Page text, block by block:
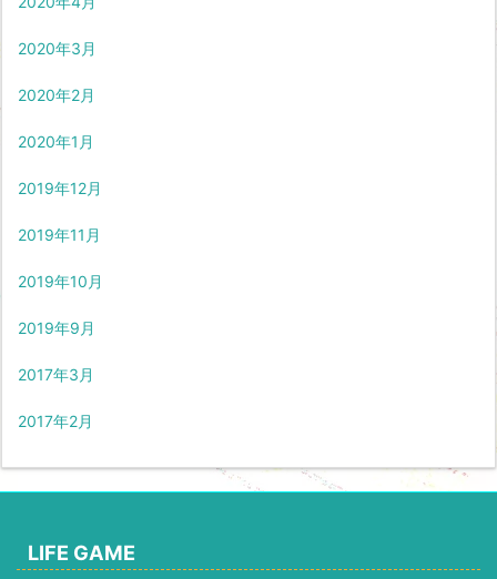
2020年3月
2020年2月
2020年1月
2019年12月
2019年11月
2019年10月
2019年9月
2017年3月
2017年2月
LIFE GAME